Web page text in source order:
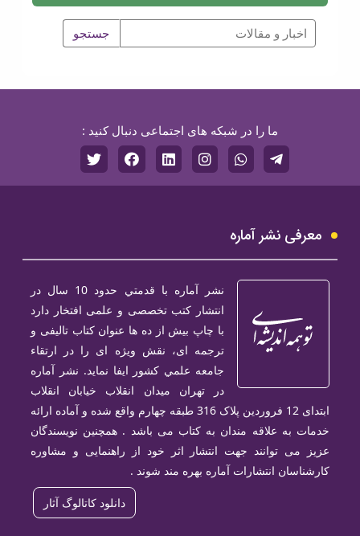
ما را در شبکه های اجتماعی دنبال کنید :
معرفی نشر آماره
نشر آماره با قدمتي حدود 10 سال در
انتشار كتب تخصصی و علمی افتخار دارد
با چاپ بیش از ده ها عنوان كتاب تالیفی و
ترجمه ای، نقش ویژه ای را در ارتقاء
جامعه علمي كشور ایفا نماید. نشر آماره
در تهران میدان انقلاب خيابان انقلاب
ابتدای 12 فروردین پلاک 316 طبقه چهارم واقع شده و آماده ارائه
خدمات به علاقه مندان به کتاب می باشد . همچنین نویسندگان
عزیز می توانند جهت انتشار اثر خود از راهنمایی و مشاوره
کارشناسان انتشارات آماره بهره مند شوند .
دانلود کاتالوگ آثار